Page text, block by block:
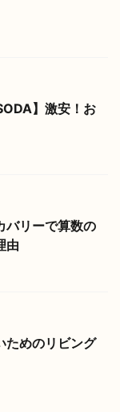
】激安！お
バリーで算数の
由
ためのリビング